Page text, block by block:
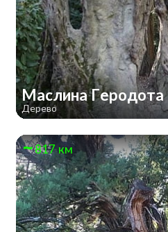
Маслина Геродота
Дерево
817 км